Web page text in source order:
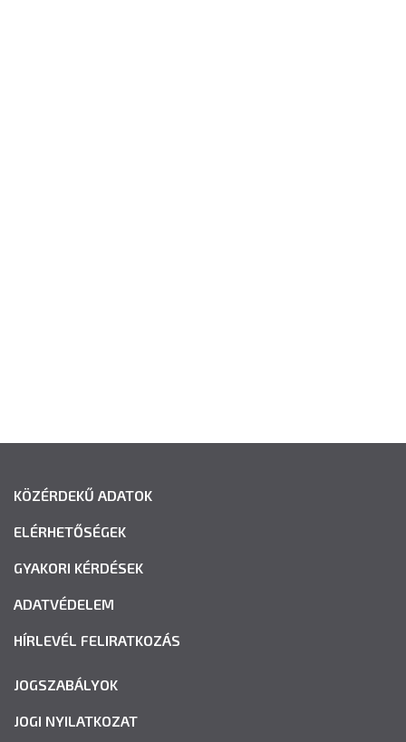
KÖZÉRDEKŰ ADATOK
ELÉRHETŐSÉGEK
GYAKORI KÉRDÉSEK
ADATVÉDELEM
HÍRLEVÉL FELIRATKOZÁS
JOGSZABÁLYOK
JOGI NYILATKOZAT